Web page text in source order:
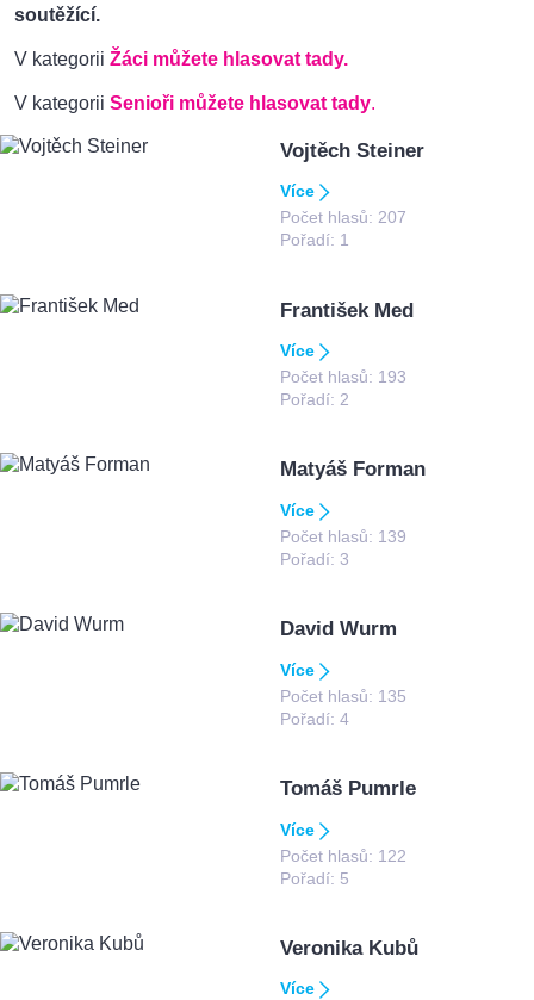
soutěžící.
V kategorii Žáci můžete hlasovat tady.
V kategorii Senioři můžete hlasovat tady.
Vojtěch Steiner
Více
Počet hlasů: 207
Pořadí: 1
František Med
Více
Počet hlasů: 193
Pořadí: 2
Matyáš Forman
Více
Počet hlasů: 139
Pořadí: 3
David Wurm
Více
Počet hlasů: 135
Pořadí: 4
Tomáš Pumrle
Více
Počet hlasů: 122
Pořadí: 5
Veronika Kubů
Více